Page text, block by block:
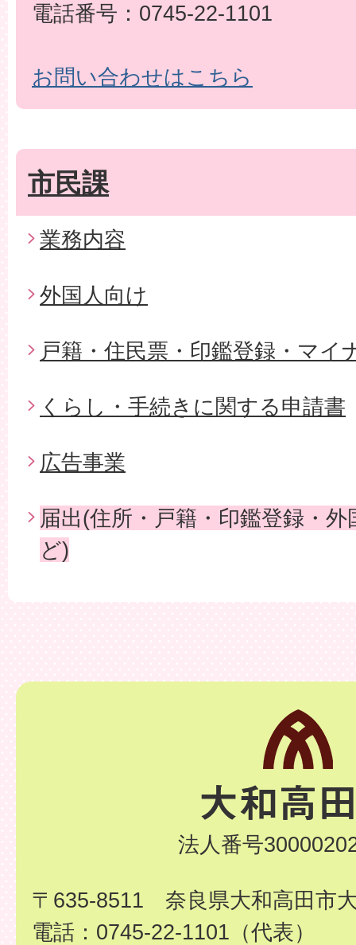
電話番号：0745-22-1101
お問い合わせはこちら
市民課
業務内容
外国人向け
戸籍・住民票・印鑑登録・マイ
くらし・手続きに関する申請書
広告事業
届出(住所・戸籍・印鑑登録・
ど)
法人番号
〒635-8511 奈良県大和高田市
電話：0745-22-1101（代表）